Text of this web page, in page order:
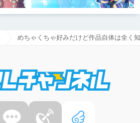
めちゃくちゃ好みだけど作品自体は全く